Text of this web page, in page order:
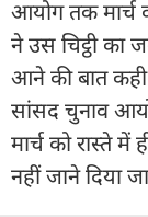
आयोग तक मार्च
ने उस चिट्ठी का
आने की बात
सांसद चुनाव
मार्च को रास्ते
नहीं जाने दिया